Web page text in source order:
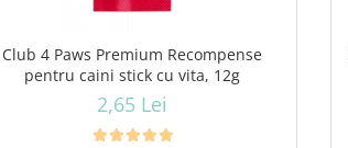
Club 4 Paws Premium Recompense
pentru caini stick cu vita, 12g
2,65 Lei